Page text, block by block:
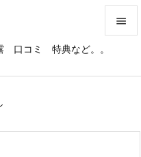
口コミ 特典など。。

前へ